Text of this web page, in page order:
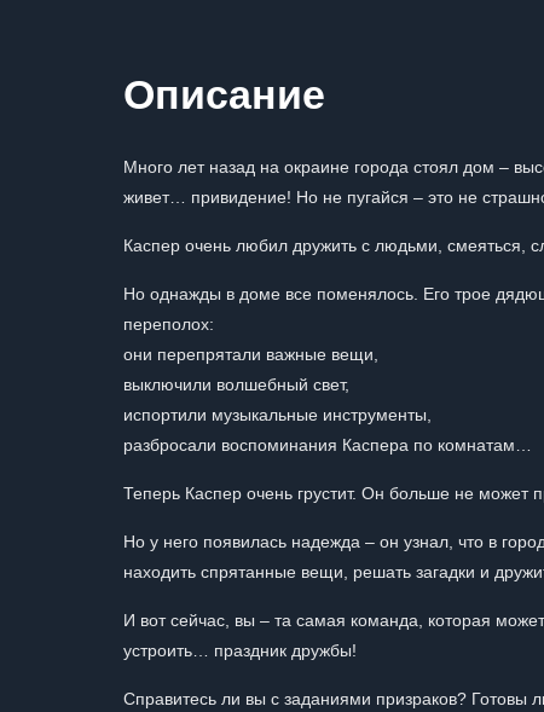
Описание
Много лет назад на окраине города стоял дом –
живет… привидение! Но не пугайся – это не
Каспер очень любил дружить с людьми, смеяться,
Но однажды в доме все поменялось. Его трое
переполох:
они перепрятали важные вещи,
выключили волшебный свет,
испортили музыкальные инструменты,
разбросали воспоминания Каспера по комнатам…
Теперь Каспер очень грустит. Он больше не может
Но у него появилась надежда – он узнал, что в
находить спрятанные вещи, решать загадки и
И вот сейчас, вы – та самая команда, которая
устроить… праздник дружбы!
Справитесь ли вы с заданиями призраков? Готовы